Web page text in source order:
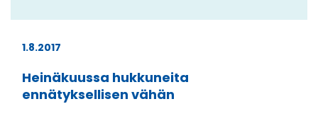
1.8.2017
Heinäkuussa hukkuneita
ennätyksellisen vähän